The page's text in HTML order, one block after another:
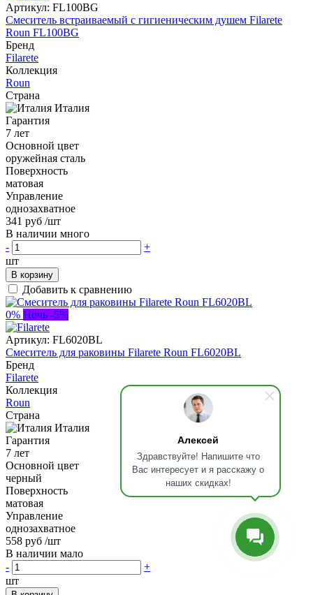
Алексей
Здравствуйте! Напишите что
Вас интересует и я расскажу о
наших скидках!
Артикул: FL100BG
Смеситель встраиваемый с гигиеническим душем Filarete
Roun FL100BG
Бренд
Filarete
Коллекция
Roun
Страна
Италия
Гарантия
7 лет
Основной цвет
оружейная сталь
Поверхность
матовая
Управление
однозахватное
341 руб /шт
В наличии много
-
+
шт
В корзину
Добавить к сравнению
0% Ночь -5%
Артикул: FL6020BL
Смеситель для раковины Filarete Roun FL6020BL
Бренд
Filarete
Коллекция
Roun
Страна
Италия
Гарантия
7 лет
Основной цвет
черный
Поверхность
матовая
Управление
однозахватное
558 руб /шт
В наличии мало
-
+
шт